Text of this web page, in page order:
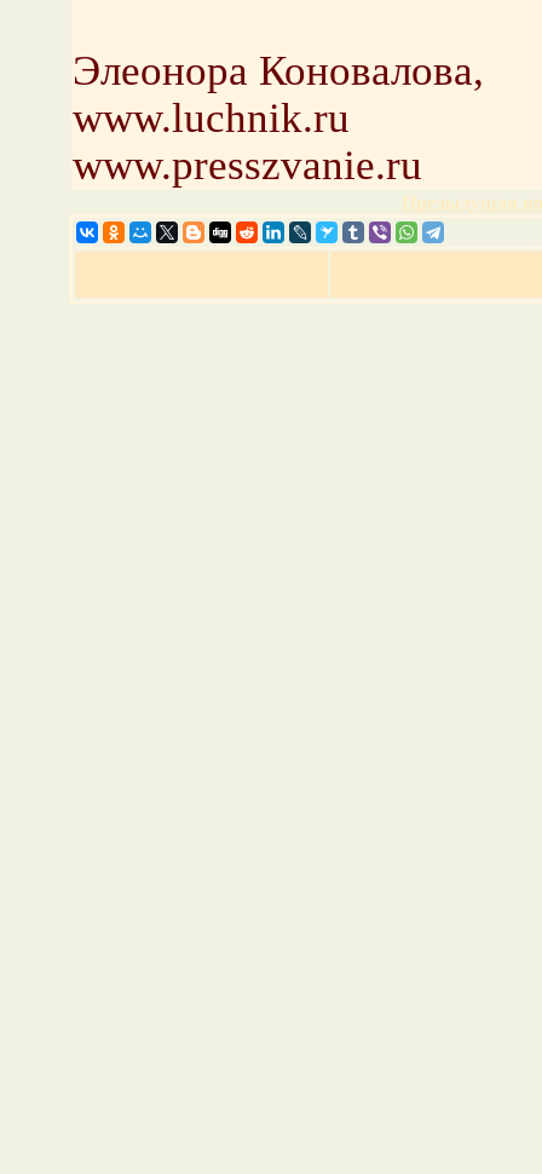
Элеонора Коновалова,
www.luchnik.ru
www.presszvanie.ru
Предыдущая